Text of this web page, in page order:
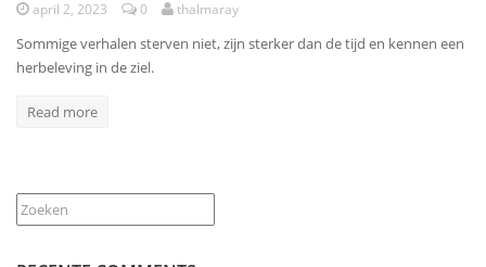
april 2, 2023 0 thalmaray
Sommige verhalen sterven niet, zijn sterker dan de tijd en kennen een
herbeleving in de ziel.
Read more
Zoeken